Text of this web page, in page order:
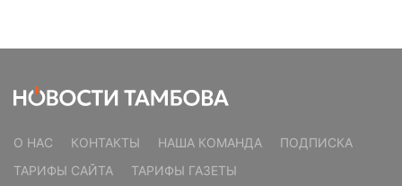
О НАС КОНТАКТЫ НАША КОМАНДА
ПОДПИСКА
ТАРИФЫ САЙТА
ТАРИФЫ ГАЗЕТЫ